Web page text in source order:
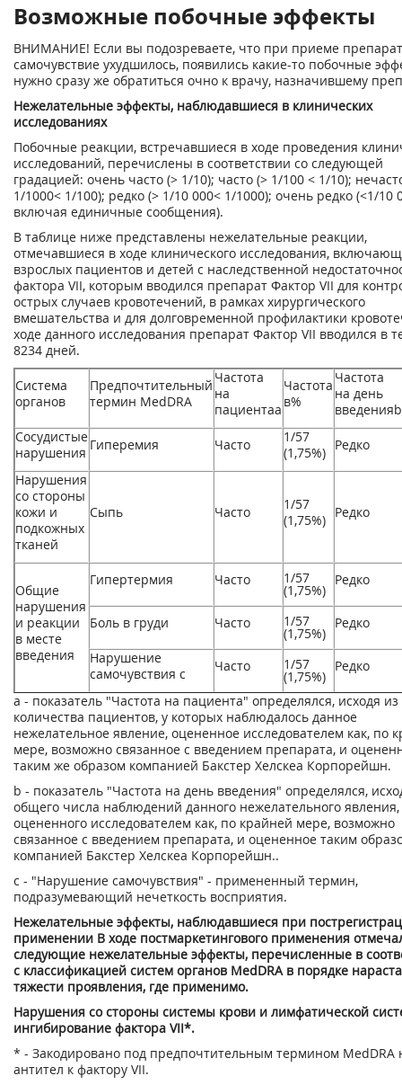
Возможные побочные эффекты
ВНИМАНИЕ! Если вы подозреваете, что при приеме
самочувствие ухудшилось, появились какие-то побочные
нужно сразу же обратиться очно к врачу, назначившему
Нежелательные эффекты, наблюдавшиеся в клинических
исследованиях
Побочные реакции, встречавшиеся в ходе проведения
исследований, перечислены в соответствии со следующей
градацией: очень часто (> 1/10); часто (> 1/100 < 1/10);
1/1000< 1/100); редко (> 1/10 000< 1/1000); очень редко (<1/10
включая единичные сообщения).
В таблице ниже представлены нежелательные реакции,
отмечавшиеся в ходе клинического исследования,
взрослых пациентов и детей с наследственной
фактора VII, которым вводился препарат Фактор VII для
острых случаев кровотечений, в рамках хирургического
вмешательства и для долговременной профилактики
ходе данного исследования препарат Фактор VII вводился в
8234 дней.
Система
органов
Предпочтительный
термин MedDRA
Частота
на
пациентаа
Частота
в%
Частота
на день
введенияb
Сосудистые
нарушения Гиперемия Часто
1/57
(1,75%) Редко
Нарушения
со стороны
кожи и
подкожных
тканей
Сыпь Часто
1/57
(1,75%) Редко
Общие
нарушения
и реакции
в месте
введения
Гипертермия Часто 1/57
(1,75%)
Редко
Боль в груди Часто 1/57
(1,75%)
Редко
Нарушение
самочувствия с Часто 1/57
(1,75%)
Редко
а - показатель "Частота на пациента" определялся, исходя из
количества пациентов, у которых наблюдалось данное
нежелательное явление, оцененное исследователем как, по
мере, возможно связанное с введением препарата, и
таким же образом компанией Бакстер Хелскеа Корпорейшн.
b - показатель "Частота на день введения" определялся,
общего числа наблюдений данного нежелательного явления,
оцененного исследователем как, по крайней мере, возможно
связанное с введением препарата, и оцененное таким
компанией Бакстер Хелскеа Корпорейшн..
с - "Нарушение самочувствия" - примененный термин,
подразумевающий нечеткость восприятия.
Нежелательные эффекты, наблюдавшиеся при
применении В ходе постмаркетингового применения
следующие нежелательные эффекты, перечисленные в
с классификацией систем органов MedDRA в порядке
тяжести проявления, где применимо.
Нарушения со стороны системы крови и лимфатической
ингибирование фактора VII*.
* - Закодировано под предпочтительным термином MedDRA
антител к фактору VII.